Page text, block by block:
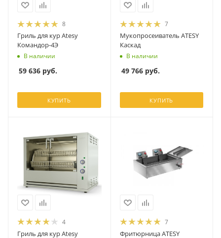
8
Гриль для кур Atesy
Командор-4Э
В наличии
59 636 руб.
КУПИТЬ
7
Мукопросеиватель ATESY
Каскад
В наличии
49 766руб.
КУПИТЬ
4
Гриль для кур Atesy
7
Фритюрница ATESY